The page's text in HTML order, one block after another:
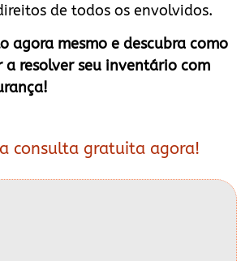
de todos os envolvidos.
agora mesmo e descubra como
a resolver seu inventário com
consulta gratuita agora!